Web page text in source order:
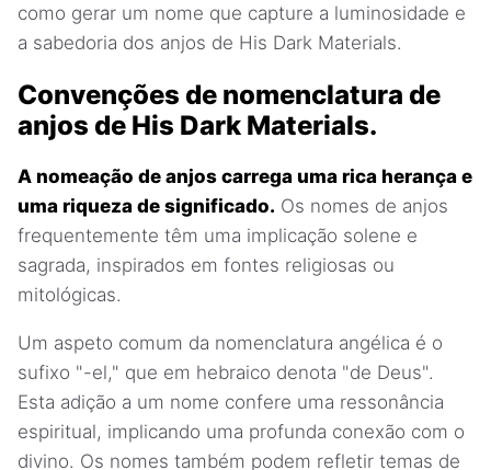
como gerar um nome que capture a luminosidade e
a sabedoria dos anjos de His Dark Materials.
Convenções de nomenclatura de
anjos de His Dark Materials.
A nomeação de anjos carrega uma rica herança e
uma riqueza de significado. Os nomes de anjos
frequentemente têm uma implicação solene e
sagrada, inspirados em fontes religiosas ou
mitológicas.
Um aspeto comum da nomenclatura angélica é o
sufixo "-el," que em hebraico denota "de Deus".
Esta adição a um nome confere uma ressonância
espiritual, implicando uma profunda conexão com o
divino. Os nomes também podem refletir temas de